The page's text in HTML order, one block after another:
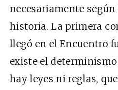
necesariamente según
historia. La primera
llegó en el Encuentro
existe el
hay leyes ni reglas,